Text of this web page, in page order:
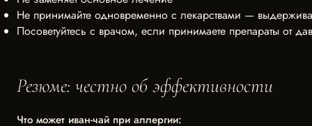
Не принимайте одновременно с лекарствами —
Посоветуйтесь с врачом, если принимаете препараты от
Резюме: честно об эффективности
Что может иван-чай при аллергии: